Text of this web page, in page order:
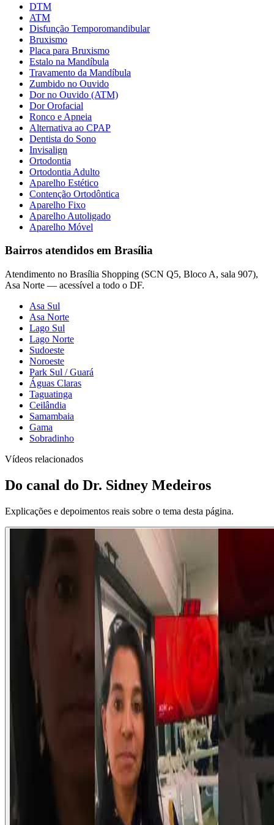
DTM
ATM
Disfunção Temporomandibular
Bruxismo
Placa para Bruxismo
Estalo na Mandíbula
Travamento da Mandíbula
Zumbido no Ouvido
Dor no Ouvido (ATM)
Dor Orofacial
Ronco e Apneia
Alternativa ao CPAP
Dentista do Sono
Invisalign
Ortodontia
Ortodontia Adulto
Aparelho Estético
Contenção Ortodôntica
Aparelho Fixo
Aparelho Autoligado
Aparelho Móvel
Bairros atendidos em Brasília
Atendimento no Brasília Shopping (SCN Q5, Bloco A, sala 907),
Asa Norte — acessível a todo o DF.
Asa Sul
Asa Norte
Lago Sul
Lago Norte
Sudoeste
Noroeste
Park Sul / Guará
Águas Claras
Taguatinga
Ceilândia
Samambaia
Gama
Sobradinho
Vídeos relacionados
Do canal do Dr. Sidney Medeiros
Explicações e depoimentos reais sobre o tema desta página.